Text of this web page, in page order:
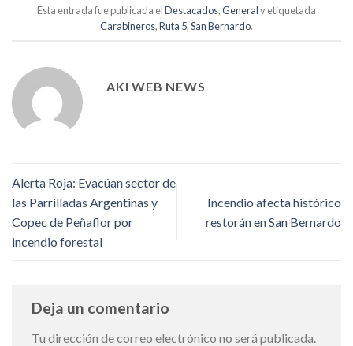
Esta entrada fue publicada elDestacados,Generaly etiquetada
Carabineros,Ruta 5,San Bernardo.
AKI WEB NEWS
Alerta Roja: Evacúan sector de
las Parrilladas Argentinas y
Copec de Peñaflor por
incendio forestal
Incendio afecta histórico
restorán en San Bernardo
Deja un comentario
Tu dirección de correo electrónico no será publicada.